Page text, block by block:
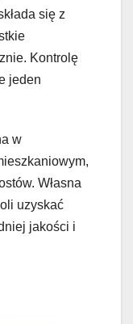
się z
Kontrolę
jeden
w
Własna
uzyskać
jakości i